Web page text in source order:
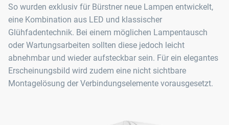
So wurden exklusiv für Bürstner neue Lampen entwickelt,
eine Kombination aus LED und klassischer
Glühfadentechnik. Bei einem möglichen Lampentausch
oder Wartungsarbeiten sollten diese jedoch leicht
abnehmbar und wieder aufsteckbar sein. Für ein elegantes
Erscheinungsbild wird zudem eine nicht sichtbare
Montagelösung der Verbindungselemente vorausgesetzt.